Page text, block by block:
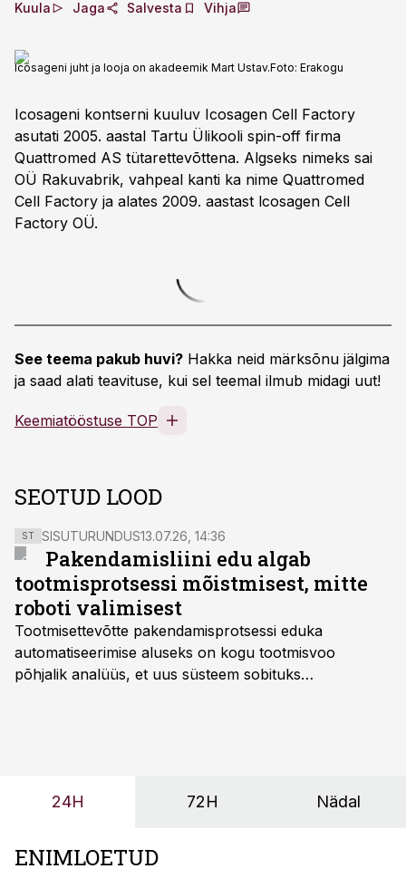
Kuula Jaga Salvesta Vihja
Icosageni juht ja looja on akadeemik Mart Ustav.Foto: Erakogu
Icosageni kontserni kuuluv Icosagen Cell Factory
asutati 2005. aastal Tartu Ülikooli spin-off firma
Quattromed AS tütarettevõttena. Algseks nimeks sai
OÜ Rakuvabrik, vahpeal kanti ka nime Quattromed
Cell Factory ja alates 2009. aastast lcosagen Cell
Factory OÜ.
See teema pakub huvi? Hakka neid märksõnu jälgima
ja saad alati teavituse, kui sel teemal ilmub midagi uut!
Keemiatööstuse TOP
SEOTUD LOOD
ST SISUTURUNDUS13.07.26, 14:36
Pakendamisliini edu algab
tootmisprotsessi mõistmisest, mitte
roboti valimisest
Tootmisettevõtte pakendamisprotsessi eduka
automatiseerimise aluseks on kogu tootmisvoo
põhjalik analüüs, et uus süsteem sobituks
OÜ tegevjuht Sander Mitendorf.
24H 72H Nädal
ENIMLOETUD